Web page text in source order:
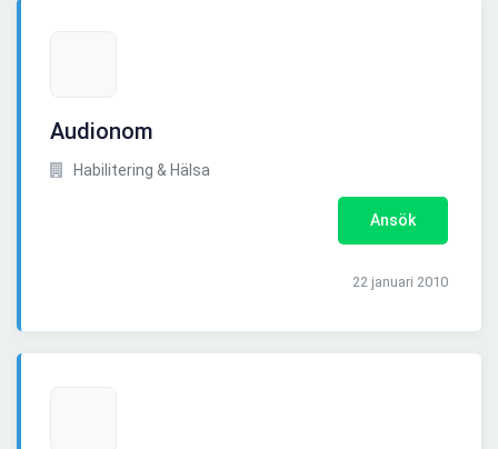
Audionom
Habilitering & Hälsa
Ansök
22 januari 2010